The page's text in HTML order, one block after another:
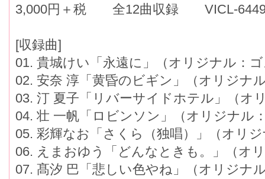
3,000円＋税 全12曲収録 VICL-
[収録曲]
01. 貴城けい「永遠に」（オリジナル：
02. 安奈 淳「黄昏のビギン」（オリジナ
03. 汀 夏子「リバーサイドホテル」（オ
04. 壮 一帆「ロビンソン」（オリジナル
05. 彩輝なお「さくら（独唱）」（オリ
06. えまおゆう「どんなときも。」（オ
07. 髙汐 巴「悲しい色やね」（オリジナ